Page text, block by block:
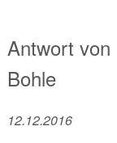
Antwort von
Bohle
12.12.2016